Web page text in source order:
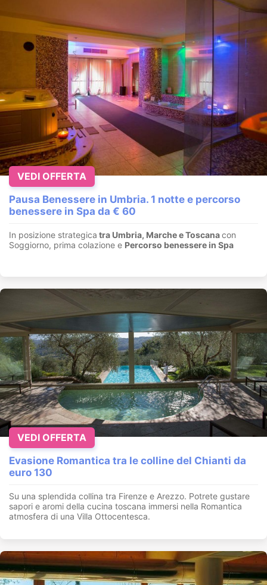
Pausa Benessere in Umbria. 1 notte e percorso
benessere in Spa da € 60
In posizione strategica tra Umbria, Marche e Toscanacon
Soggiorno, prima colazione e Percorso benessere in Spa
VEDI OFFERTA
Evasione Romantica tra le colline del Chianti da
euro 130
Su una splendida collina tra Firenze e Arezzo. Potrete gustare
sapori e aromi della cucina toscana immersi nella Romantica
atmosfera di una Villa Ottocentesca.
VEDI OFFERTA